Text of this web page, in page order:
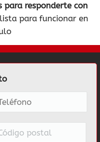
para responderte con
para funcionar en